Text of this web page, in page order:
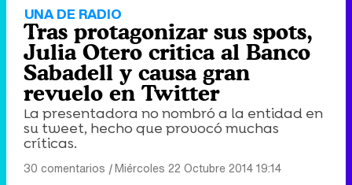
UNA DE RADIO
Tras protagonizar sus spots,
Julia Otero critica al Banco
Sabadell y causa gran
revuelo en Twitter
La presentadora no nombró a la entidad en
su tweet, hecho que provocó muchas
críticas.
30 comentarios |Miércoles 22 Octubre 2014 19:14